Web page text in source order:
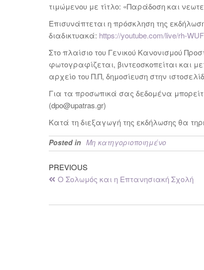
τιμώμενου με τίτλο: «Παράδοση και
Επισυνάπτεται η πρόσκληση της
διαδικτυακά: https://youtube.com/live/rh-
Στο πλαίσιο του Γενικού Κανονισμού
φωτογραφίζεται, βιντεοσκοπείται και
αρχείο του Π.Π, δημοσίευση στην
Για τα προσωπικά σας δεδομένα
(dpo@upatras.gr)
Κατά τη διεξαγωγή της εκδήλωσης θα
Posted in Μη κατηγοριοποιημένο
PREVIOUS
Ο Σολωμός και η Επτανησιακή Σχολή